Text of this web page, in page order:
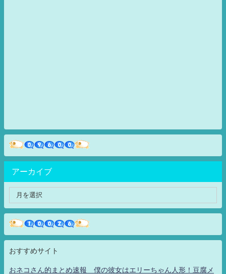
アーカイブ
おすすめサイト
おネコさん的まとめ速報 僕の彼女はエリーちゃん人形！豆腐メ